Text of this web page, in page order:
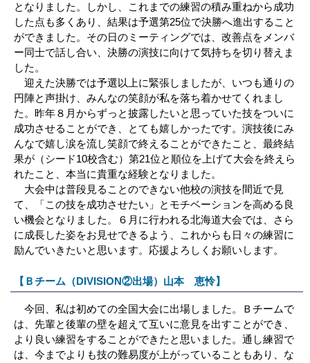
となりました。しかし、これまでの練習の積み重ねから成功
した点も多くあり、結果は予選第25位で決勝へ進出すること
ができました。その日のミーティングでは、改善点をメンバ
ー同士で話し合い、決勝の演技に向けて気持ちを切り替えま
した。
迎えた決勝では予選以上に緊張しましたが、いつも通りの
円陣と声掛け、みんなの笑顔が私を落ち着かせてくれまし
た。昨年８月からずっと披露したいと思っていた技をついに
成功させることができ、とても嬉しかったです。演技後にみ
んなで嬉し涙を流し笑顔で終えることができたこと、最終結
果が（シード10校含む）第21位と順位を上げて大会を終えら
れたこと、本当に貴重な経験となりました。
大会中は普段見ることのできない他校の演技を間近で見
て、「この技を成功させたい」とモチベーションを高める良
い機会となりました。６月に行われる北海道大会では、さら
に成長した姿をお見せできるよう、これからも日々の練習に
励んでいきたいと思います。応援よろしくお願いします。
【Ｂチーム（DIVISION②出場）山本 恵怜】
今回、私は初めての全国大会に出場しました。Ｂチームで
は、先輩と後輩の壁を超えて互いに意見を出すことができ、
より良い練習をすることができたと思いました。通し練習で
は、今までよりも技の難易度が上がっていることもあり、な